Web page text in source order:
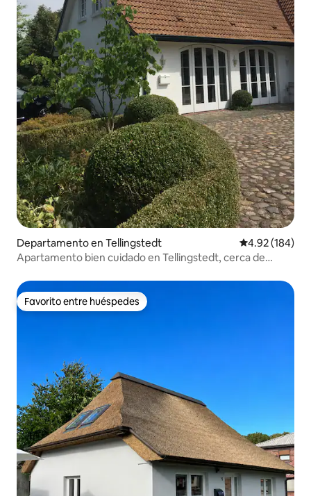
Departamento en Tellingstedt Calificación
4.92 (184)
Apartamento bien cuidado en Tellingstedt, cerca de
Favorito entre huéspedes
Favorito entre huéspedes